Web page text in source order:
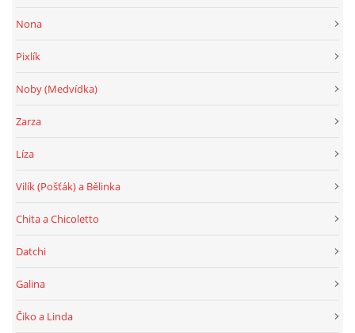
Nona
Pixlík
Noby (Medvídka)
Zarza
Líza
Vilík (Pošťák) a Bělinka
Chita a Chicoletto
Datchi
Galina
Čiko a Linda